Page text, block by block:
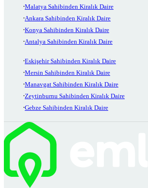
Malatya Sahibinden Kiralık Daire
Ankara Sahibinden Kiralık Daire
Konya Sahibinden Kiralık Daire
Antalya Sahibinden Kiralık Daire
Eskişehir Sahibinden Kiralık Daire
Mersin Sahibinden Kiralık Daire
Manavgat Sahibinden Kiralık Daire
Zeytinburnu Sahibinden Kiralık Daire
Gebze Sahibinden Kiralık Daire